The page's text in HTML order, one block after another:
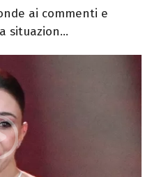
ai commenti e
situazion...